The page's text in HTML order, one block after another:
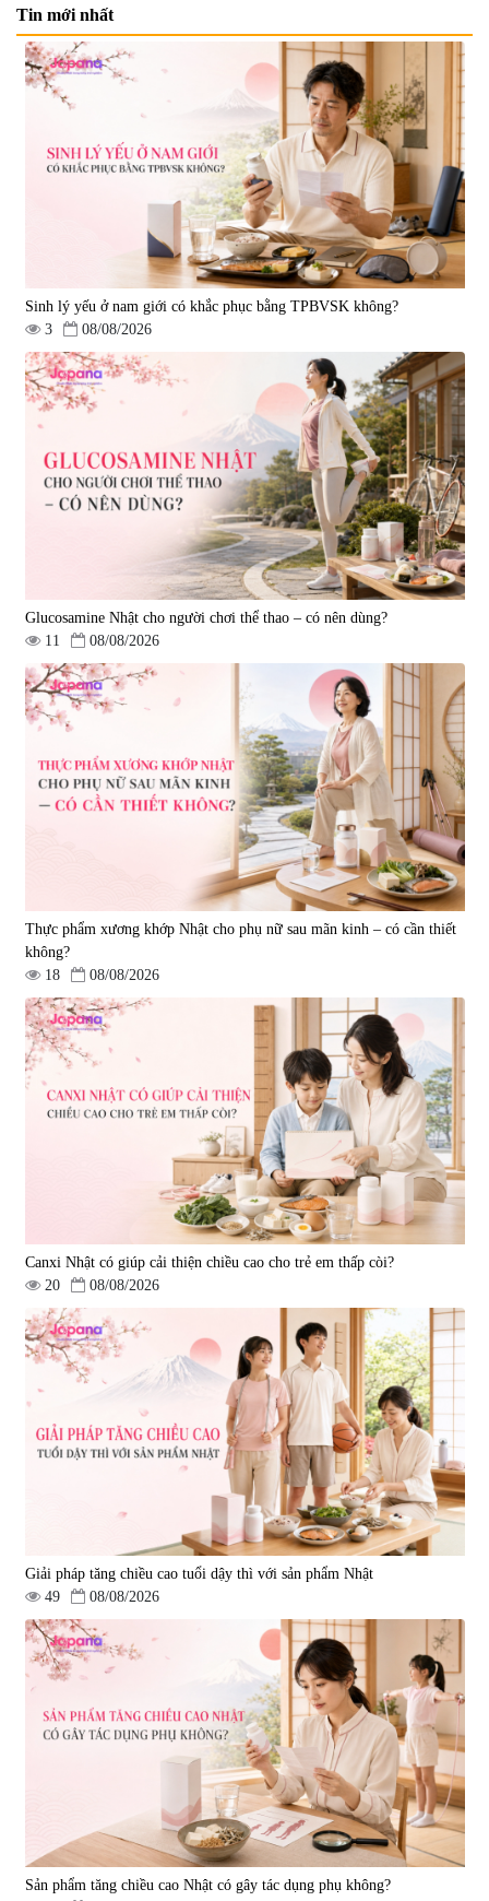
Viên uống bổ não Ribeto Shoji
57.920
1.450.000 đ
Viên nang uống cải thiện thị lực,
trí nhớ DHA + EPA + Flaxseed
Oil 30 viên/gói - Date 02/2027
|52.346
225.000 đ
Tẩy tế bào chết Nichiei Bussan
Nano NMN+ Peeling Gel
1.490.000 đ
Viên uống hỗ trợ bền thành
mạch, ngừa tai biến Elastin Plus
& Nattokinase Hokoen 80 viên
|0
980.000 đ
Viên uống bổ gan Ribeto Shoji
Hepaclean 60 viên
690.000 đ
Viên uống hỗ trợ cải thiện thoát
vị đĩa đệm Kyoto Has 30 viên
| 14.560
1.600.000 đ
Viên uống hỗ trợ giấc ngủ Fujina
Sleepy Nhật Bản 80 viên
580.000 đ
điều trị đột quỵ Biken Kinase
Gold 60 viên
|0
1.570.000 đ
Tin mới nhất
Sinh lý yếu ở nam giới có khắc phục bằng TPBVSK không?
3
08/08/2026
Glucosamine Nhật cho người chơi thể thao – có nên dùng?
11
08/08/2026
Thực phẩm xương khớp Nhật cho phụ nữ sau mãn kinh – có cần thiết
không?
18
08/08/2026
Canxi Nhật có giúp cải thiện chiều cao cho trẻ em thấp còi?
20
08/08/2026
Giải pháp tăng chiều cao tuổi dậy thì với sản phẩm Nhật
49
08/08/2026
Sản phẩm tăng chiều cao Nhật có gây tác dụng phụ không?